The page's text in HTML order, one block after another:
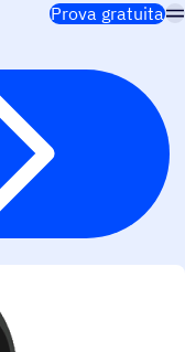
Prova gratuita